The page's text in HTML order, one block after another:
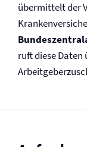
übermittelt der
ruft diese Daten